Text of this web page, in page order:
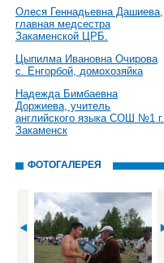
Олеся Геннадьевна Дашиева,
главная медсестра
Закаменской ЦРБ.
Цыпилма Ивановна Очирова
с. Енгорбой, домохозяйка
Надежда Бимбаевна
Доржиева, учитель
английского языка СОШ №1 г.
Закаменск
ФОТОГАЛЕРЕЯ